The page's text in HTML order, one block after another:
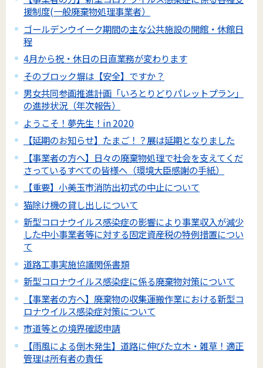
援制度(一般廃棄物処理事業者）
ゴールデンウイーク期間の主な公共施設の開館・休館日
程
4月から祝・休日の日直業務が変わります
そのブロック塀は【安全】ですか？
男女共同参画推進計画「いろとりどりパレットプラン」
の進捗状況（年次報告）
ようこそ！夢先生！in 2020
【延期のお知らせ】たまご！？展は延期となりました
【事業者の方へ】日々の廃棄物処理で社会を支えてくだ
さっているすべての皆様へ（環境大臣感謝の手紙）
【重要】小美玉市消防出初式の中止について
猫除け機の貸し出しについて
新型コロナウイルス感染症の影響により事業収入が減少
した中小事業者等に対する固定資産税の特例措置につい
て
道路工事実施協議関係書類
新型コロナウイルス感染症に係る廃棄物対策について
【事業者の方へ】廃棄物の収集運搬作業における新型コ
ロナウイルス感染症対策について
市道等との境界確認申請
【雨風による倒木発生】道路に伸びた立木・雑草！適正
管理は所有者の責任